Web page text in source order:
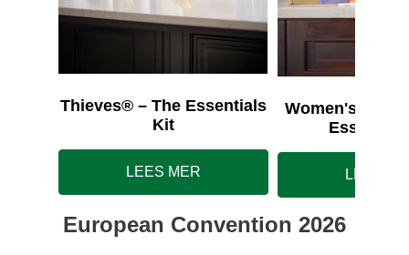
Thieves® – The Essentials
Kit
LEES MER
Women's
LEES
European Convention 2026